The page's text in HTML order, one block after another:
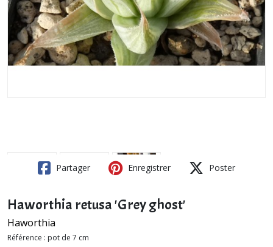
Partager Enregistrer Poster
Haworthia retusa 'Grey ghost'
Haworthia
Référence : pot de 7 cm